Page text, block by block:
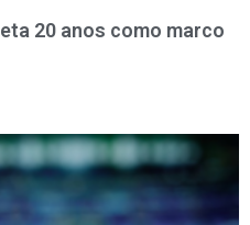
20 anos como marco